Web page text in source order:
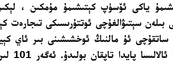
ياكى ئۆسۈپ كېتىشىمۇمۇمكىن ،
سېتىۋالغۇچى ئوتتۇرىسىكى تىجارەت
لىرادىن